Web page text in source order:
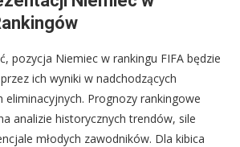
pozycja Niemiec w rankingu FIFA będzie
ich wyniki w nadchodzących
eliminacyjnych. Prognozy rankingowe
analizie historycznych trendów, sile
młodych zawodników. Dla kibica